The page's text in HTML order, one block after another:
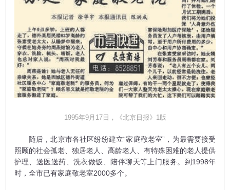
1995年9月17日，《北京日报》1版
随后，北京市各社区纷纷建立“家庭敬老室”，为最需要接受
照顾的社会孤老、独居老人、高龄老人、有特殊困难的老人提供
护理、送医送药、洗衣做饭、陪伴聊天等上门服务。到1998年
时，全市已有家庭敬老室2000多个。